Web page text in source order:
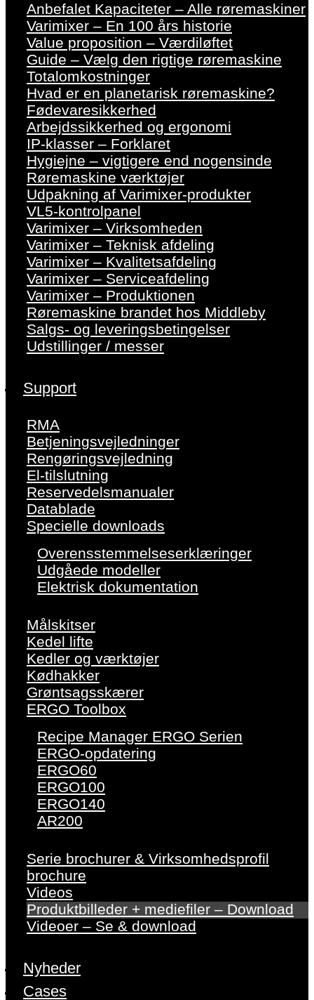
Anbefalet Kapaciteter – Alle røremaskiner
Varimixer – En 100 års historie
Value proposition – Værdiløftet
Guide – Vælg den rigtige røremaskine
Totalomkostninger
Hvad er en planetarisk røremaskine?
Fødevaresikkerhed
Arbejdssikkerhed og ergonomi
IP-klasser – Forklaret
Hygiejne – vigtigere end nogensinde
Røremaskine værktøjer
Udpakning af Varimixer-produkter
VL5-kontrolpanel
Varimixer – Virksomheden
Varimixer – Teknisk afdeling
Varimixer – Kvalitetsafdeling
Varimixer – Serviceafdeling
Varimixer – Produktionen
Røremaskine brandet hos Middleby
Salgs- og leveringsbetingelser
Udstillinger / messer
Support
RMA
Betjeningsvejledninger
Rengøringsvejledning
El-tilslutning
Reservedelsmanualer
Datablade
Specielle downloads
Overensstemmelseserklæringer
Udgåede modeller
Elektrisk dokumentation
Målskitser
Kedel lifte
Kedler og værktøjer
Kødhakker
Grøntsagsskærer
ERGO Toolbox
Recipe Manager ERGO Serien
ERGO-opdatering
ERGO60
ERGO100
ERGO140
AR200
Serie brochurer & Virksomhedsprofil
brochure
Videos
Produktbilleder + mediefiler – Download
Videoer – Se & download
Nyheder
Cases